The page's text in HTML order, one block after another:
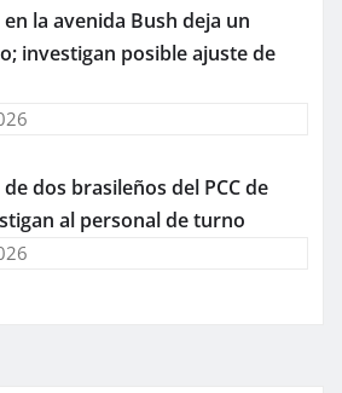
la avenida Bush deja un
investigan posible ajuste de
dos brasileños del PCC de
al personal de turno